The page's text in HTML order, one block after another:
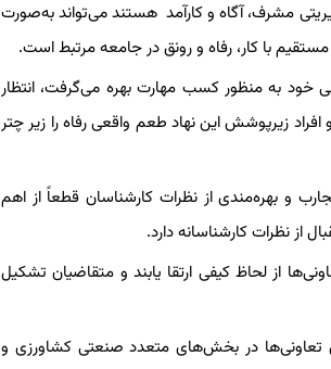
مشرف، آگاه و کارآمد هستند می‌تواند به‌صورت
با کار، رفاه و رونق در جامعه مرتبط است.
خود به منظور کسب مهارت بهره می‌گرفت، انتظار
زیرپوشش این نهاد طعم واقعی رفاه را زیر چتر
و بهره‌مندی از نظرات کارشناسان قطعاً از اهم
نظرات کارشناسانه دارد.
از لحاظ کیفی ارتقا یابند و متقاضیان تشکیل
تعاونی‌ها در بخش‌های متعدد صنعتی کشاورزی و